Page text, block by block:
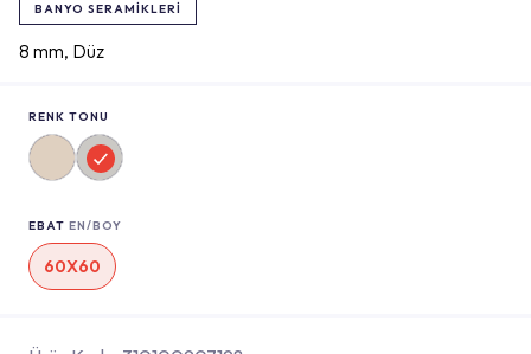
BANYO SERAMIKLERI
8 mm, Düz
RENK TONU
EBAT EN/BOY
60X60